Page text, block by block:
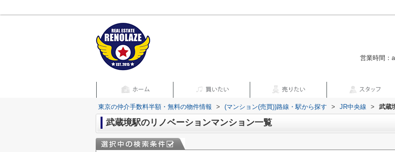
営業時間：
東京の仲介手数料半額・無料の物件情報 > (マンション(売買))路線・駅から探す > JR中央線 > 武蔵
武蔵境駅のリノベーションマンション一覧